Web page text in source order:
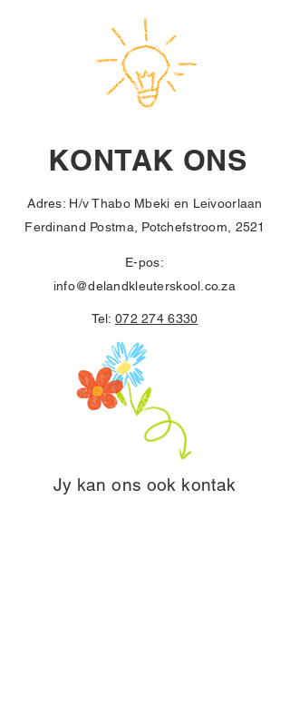
KONTAK ONS
Adres: H/v Thabo Mbeki en Leivoorlaan
Ferdinand Postma, Potchefstroom, 2521
E-pos:
info@delandkleuterskool.co.za
Tel:072 274 6330
Jy kan ons ook kontak